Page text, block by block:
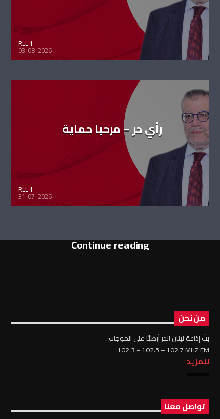
RLL 1
03-08-2026
رأي حر – مرحبا حماية
RLL 1
31-07-2026
Continue reading
من نحن
بثّ إذاعة لبنان الحر أرضيًّا على الموجات:
102.3 – 102.5 – 102.7 MHZ FM
للمزيد
تواصل معنا